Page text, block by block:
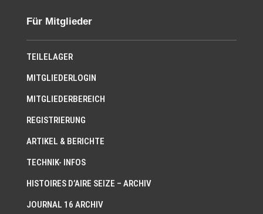
Für Mitglieder
TEILELAGER
MITGLIEDERLOGIN
MITGLIEDERBEREICH
REGISTRIERUNG
ARTIKEL & BERICHTE
TECHNIK- INFOS
HISTOIRES D’AIRE SEIZE – ARCHIV
JOURNAL 16 ARCHIV